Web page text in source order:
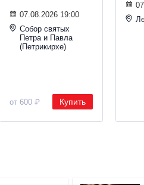
07.08.2026 19:00
Собор святых
Петра и Павла
(Петрикирхе)
от 600 ₽ Купить